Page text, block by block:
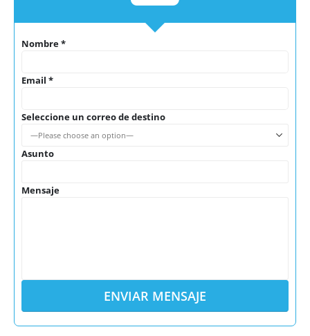
Nombre *
Email *
Seleccione un correo de destino
Asunto
Mensaje